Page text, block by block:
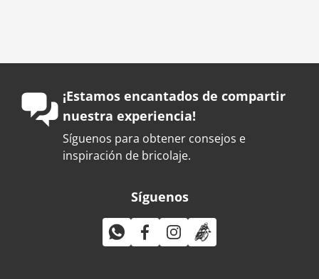
¡Estamos encantados de compartir
nuestra experiencia!
Síguenos para obtener consejos e
inspiración de bricolaje.
Síguenos